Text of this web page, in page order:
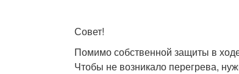
Совет!
Помимо собственной защиты в
Чтобы не возникало перегрева,